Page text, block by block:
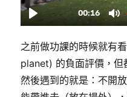
之前做功課的時候就有
planet) 的負面評價，但
然後遇到的就是：不開